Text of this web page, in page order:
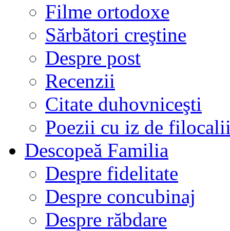
Filme ortodoxe
Sărbători creştine
Despre post
Recenzii
Citate duhovniceşti
Poezii cu iz de
Descopeă Familia
Despre fidelitate
Despre concubinaj
Despre răbdare